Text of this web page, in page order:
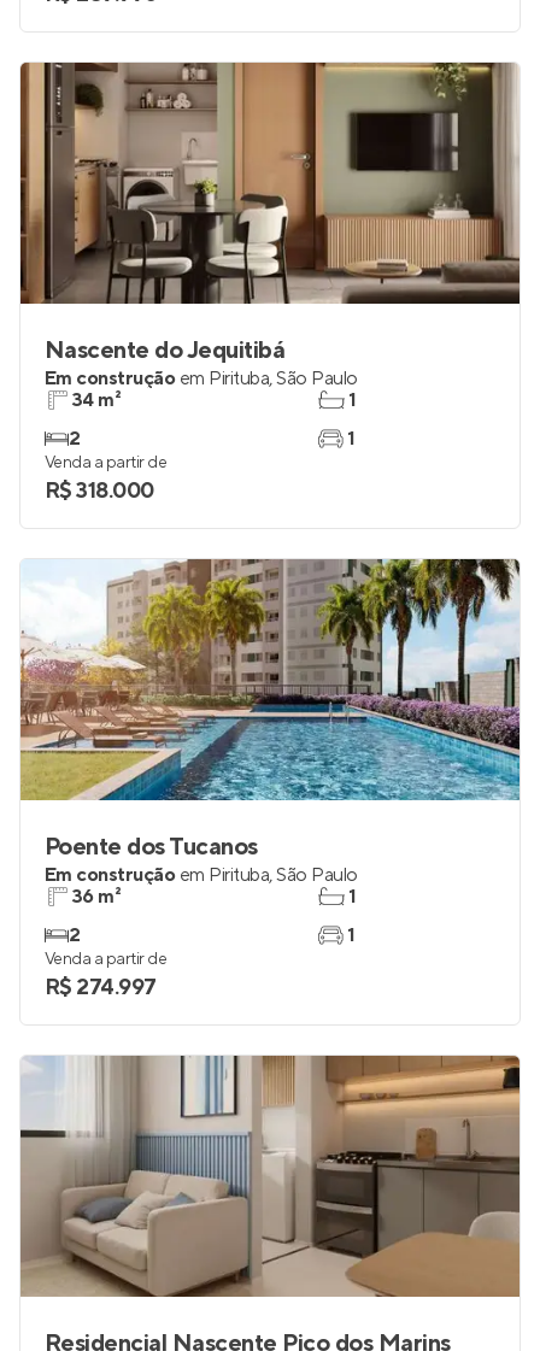
Nascente do Jequitibá
Em construção em Pirituba,São Paulo
34 m²
2
1
1
Venda a partir de
R$ 318.000
Poente dos Tucanos
Em construção em Pirituba,São Paulo
36 m²
2
1
1
Venda a partir de
R$ 274.997
Residencial Nascente Pico dos Marins